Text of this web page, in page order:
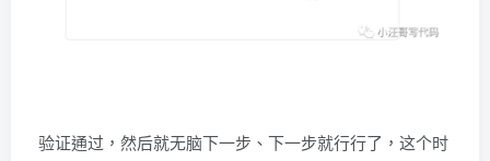
验证通过，然后就无脑下一步、下一步就行行了，这个时